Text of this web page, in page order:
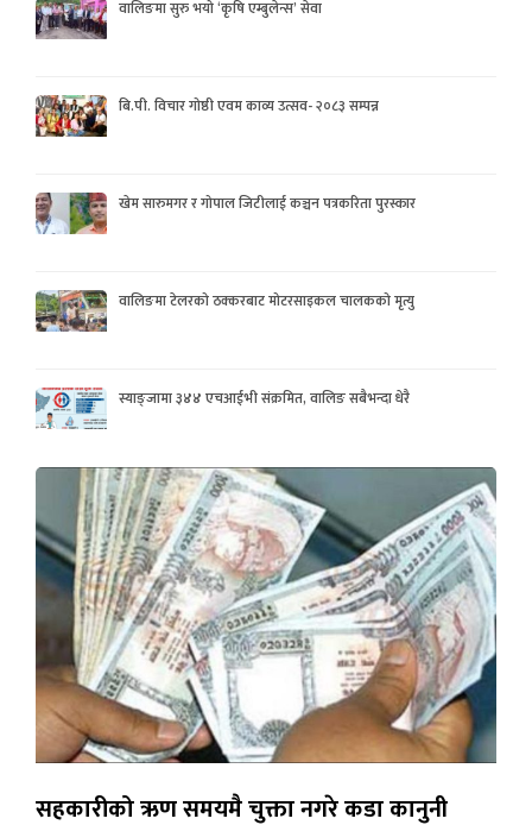
वालिङमा सुरु भयो ‘कृषि एम्बुलेन्स’ सेवा
बि.पी. विचार गोष्ठी एवम काव्य उत्सव- २०८३ सम्पन्न
खेम सारुमगर र गोपाल जिटीलाई कञ्चन पत्रकरिता पुरस्कार
वालिङमा टेलरको ठक्करबाट मोटरसाइकल चालकको मृत्यु
स्याङ्जामा ३४४ एचआईभी संक्रमित, वालिङ सबैभन्दा धेरै
सहकारीको ऋण समयमै चुक्ता नगरे कडा कानुनी